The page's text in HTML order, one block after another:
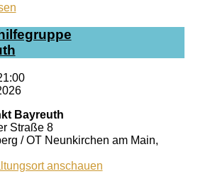
Bayreuth
Straße 8
/ OT Neunkirchen am Main,
anschauen